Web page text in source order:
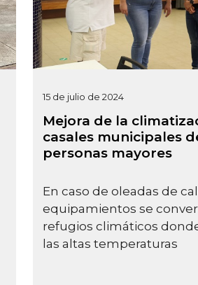
15 de julio de 2024
Mejora de la
casales municipales
personas mayores
En caso de oleadas de
equipamientos se
refugios climáticos
las altas temperaturas